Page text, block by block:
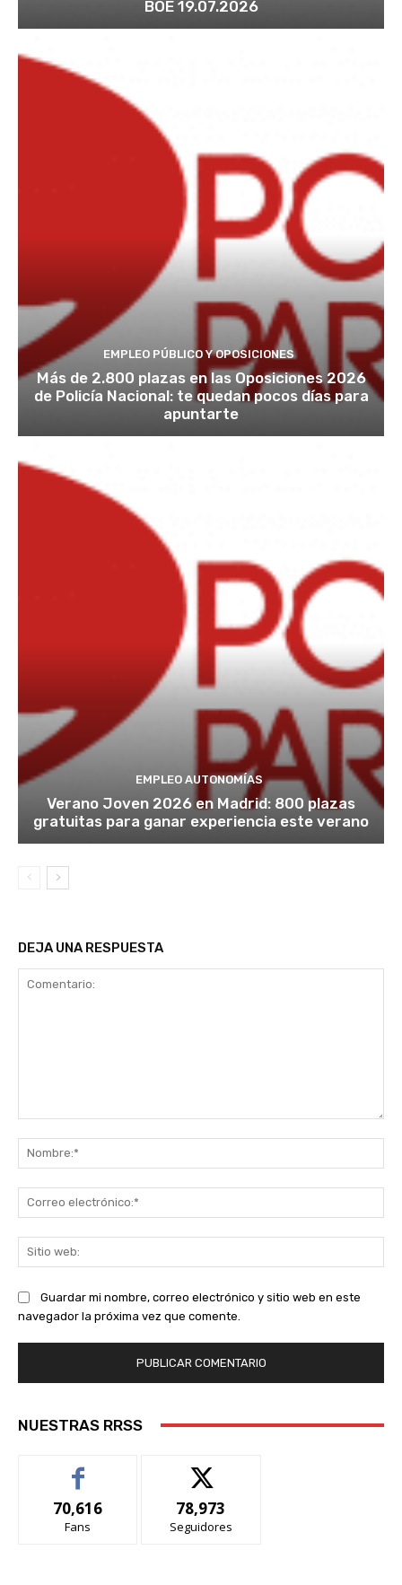
BOE 19.07.2026
EMPLEO PÚBLICO Y OPOSICIONES
Más de 2.800 plazas en las Oposiciones 2026
de Policía Nacional: te quedan pocos días para
apuntarte
EMPLEO AUTONOMÍAS
Verano Joven 2026 en Madrid: 800 plazas
gratuitas para ganar experiencia este verano
DEJA UNA RESPUESTA
Guardar mi nombre, correo electrónico y sitio web en este
navegador la próxima vez que comente.
NUESTRAS RRSS
70,616
Fans
78,973
Seguidores